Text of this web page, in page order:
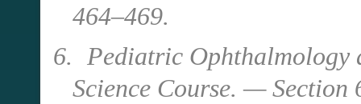
464–469.
6. Pediatric Ophthalmology
Science Course. —